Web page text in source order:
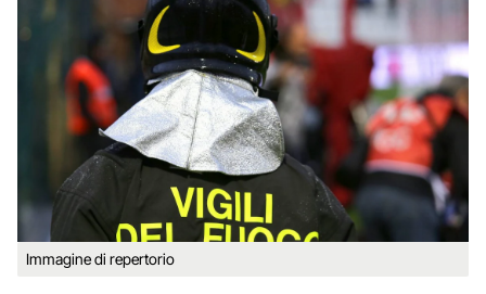
Immagine di repertorio